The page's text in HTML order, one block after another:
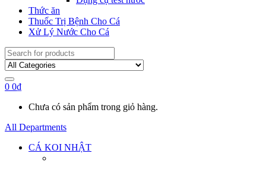
Thức ăn
Thuốc Trị Bệnh Cho Cá
Xử Lý Nước Cho Cá
Search
for:
0 0₫
Chưa có sản phẩm trong giỏ hàng.
All Departments
CÁ KOI NHẬT